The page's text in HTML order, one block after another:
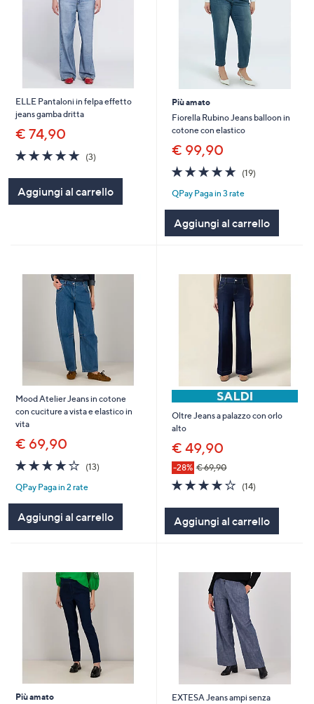
ELLE Pantaloni in felpa effetto
jeans gamba dritta
€ 74,90
5.0
of
5
Stars
(3)
Aggiungi al carrello
Più amato
Fiorella Rubino Jeans balloon in
cotone con elastico
€ 99,90
4.7
of
5
(19)
QPay Paga in 3 rate
Aggiungi al carrello
Mood Atelier Jeans in cotone
con cuciture a vista e elastico in
vita
€ 69,90
4.1
of
5
(13)
QPay Paga in 2 rate
Aggiungi al carrello
Oltre Jeans a palazzo con orlo
alto
€ 49,90
-28% € 69,90
4.2
of
5
Stars
(14)14
Aggiungi al carrello
Più amato
EXTESA Jeans ampi senza